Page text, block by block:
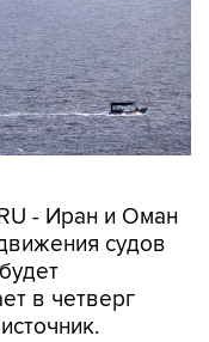
- Иран и Оман
судов
в четверг